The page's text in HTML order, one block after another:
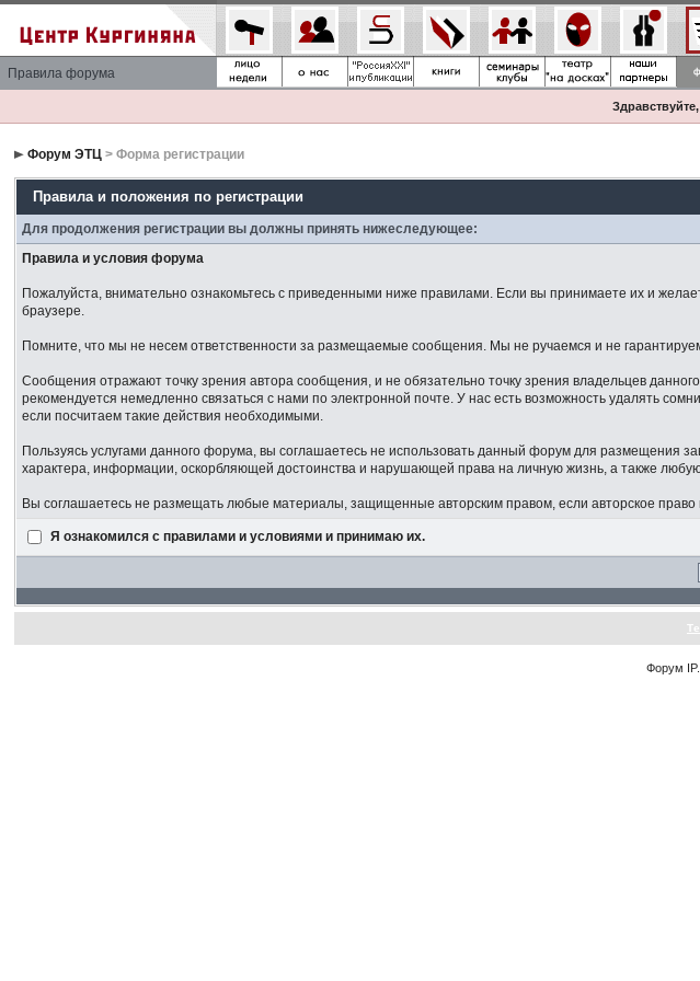
Правила форума
Здравствуйте,
Форум ЭТЦ > Форма регистрации
Правила и положения по регистрации
Для продолжения регистрации вы должны принять нижеследующее:
Правила и условия форума
Пожалуйста, внимательно ознакомьтесь с приведенными ниже правилами. Если вы принимаете их и
браузере.
Помните, что мы не несем ответственности за размещаемые сообщения. Мы не ручаемся и не
Сообщения отражают точку зрения автора сообщения, и не обязательно точку зрения владельцев
рекомендуется немедленно связаться с нами по электронной почте. У нас есть возможность удалять
если посчитаем такие действия необходимыми.
Пользуясь услугами данного форума, вы соглашаетесь не использовать данный форум для размещения
характера, информации, оскорбляющей достоинства и нарушающей права на личную жизнь, а также
Вы соглашаетесь не размещать любые материалы, защищенные авторским правом, если авторское
Я ознакомился с правилами и условиями и принимаю их.
Форум